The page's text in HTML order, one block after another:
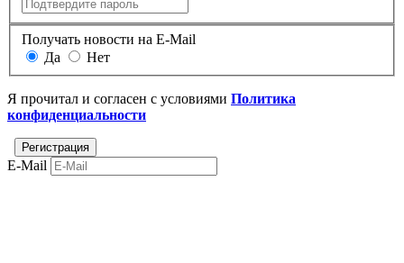
Получать новости на E-Mail
Да
Нет
Я прочитал и согласен с условиями Политика
конфиденциальности
E-Mail